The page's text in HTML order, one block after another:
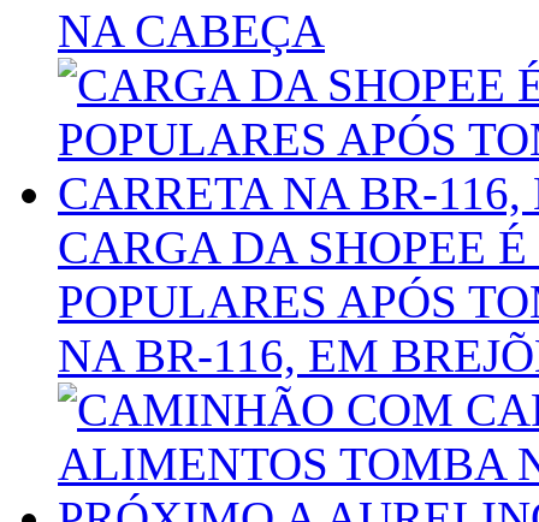
NA CABEÇA
CARGA DA SHOPEE
POPULARES APÓS
NA BR-116, EM